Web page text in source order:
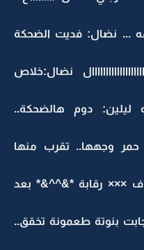
... نضال: فديت الضحكة
نضال:خلاص
دوم هالضحكة..
حمر وجهها.. تقرب منها
××× رقابة *&^^&* بعد
بنوتة طعمونة تخقق..